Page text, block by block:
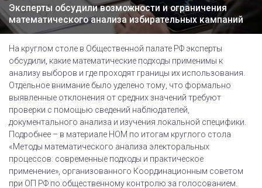
Эксперты обсудили возможности и ограничения
математического анализа избирательных кампаний
На круглом столе в Общественной палате РФ эксперты
обсудили, какие математические подходы применимы к
анализу выборов и где проходят границы их использования.
Отдельное внимание было уделено тому, что формально
выявленные отклонения от средних значений требуют
проверки с помощью сведений наблюдателей,
документального анализа и изучения локальной специфики.
Подробнее – в материале НОМ по итогам круглого стола
«Методы математического анализа электоральных
процессов: современные подходы и практическое
применение», организованного Координационным советом
при ОП РФ по общественному контролю за голосованием.